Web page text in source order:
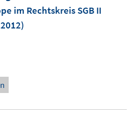
im Rechtskreis SGB II